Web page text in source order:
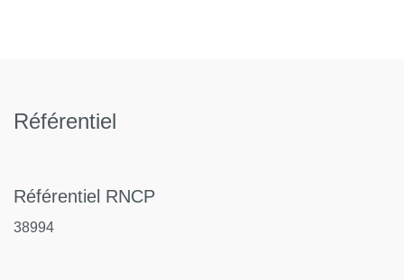
Référentiel
Référentiel RNCP
38994